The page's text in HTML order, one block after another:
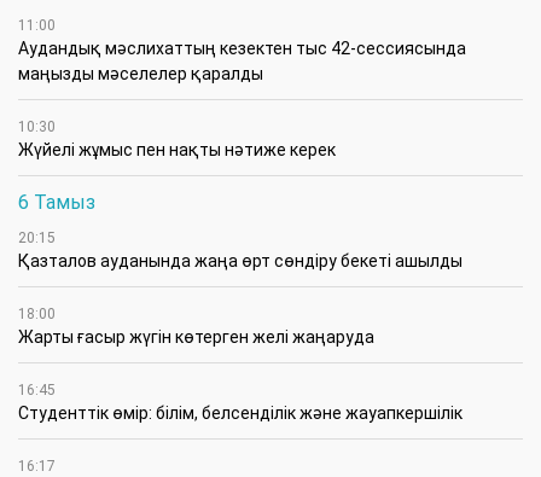
11:00
Аудандық мәслихаттың кезектен тыс 42-сессиясында
маңызды мәселелер қаралды
10:30
Жүйелі жұмыс пен нақты нәтиже керек
6 Тамыз
20:15
Қазталов ауданында жаңа өрт сөндіру бекеті ашылды
18:00
Жарты ғасыр жүгін көтерген желі жаңаруда
16:45
Студенттік өмір: білім, белсенділік және жауапкершілік
16:17